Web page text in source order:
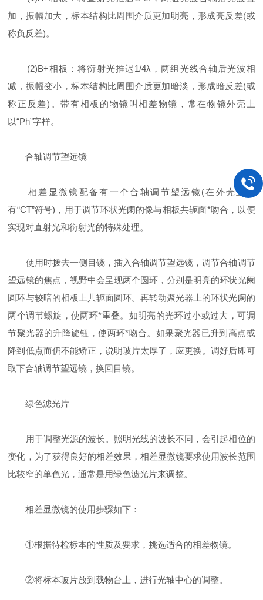
加，振幅加大，标本结构比周围介质更加明亮，形成亮反差(或
称负反差)。
(2)B+相板：将衍射光推迟1/4λ，两组光线合轴后光波相
减，振幅变小，标本结构比周围介质更加暗淡，形成暗反差(或
称正反差)。带有相板的物镜叫相差物镜，常在物镜外壳上
以“Ph”字样。
合轴调节望远镜
相差显微镜配备有一个合轴调节望远镜(在外壳上标
有“CT”符号)，用于调节环状光阑的像与相板共轭面*吻合，以便
实现对直射光和衍射光的特殊处理。
使用时拨去一侧目镜，插入合轴调节望远镜，调节合轴调节
望远镜的焦点，视野中会呈现两个圆环，分别是明亮的环状光阑
圆环与较暗的相板上共轭面圆环。再转动聚光器上的环状光阑的
两个调节螺旋，使两环*重叠。如明亮的光环过小或过大，可调
节聚光器的升降旋钮，使两环*吻合。如果聚光器已升到高点或
降到低点而仍不能矫正，说明玻片太厚了，应更换。调好后即可
取下合轴调节望远镜，换回目镜。
绿色滤光片
用于调整光源的波长。照明光线的波长不同，会引起相位的
变化，为了获得良好的相差效果，相差显微镜要求使用波长范围
比较窄的单色光，通常是用绿色滤光片来调整。
相差显微镜的使用步骤如下：
①根据待检标本的性质及要求，挑选适合的相差物镜。
②将标本玻片放到载物台上，进行光轴中心的调整。